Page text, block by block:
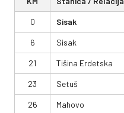
0 Sisak
6 Sisak
21 Tišina Erdetska
23 Setuš
26 Mahovo